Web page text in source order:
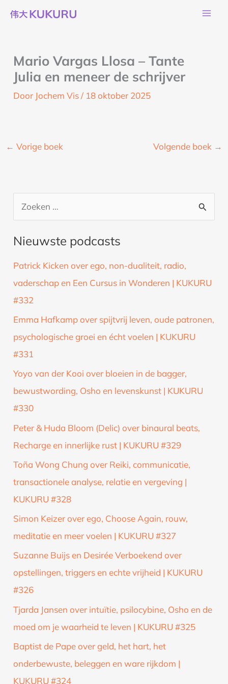
naar
Mario Vargas Llosa – Tante
Julia en meneer de schrijver
Door Jochem Vis/ 18 oktober 2025
← Vorige boek Volgende boek →
e
k
a
Nieuwste podcasts
Patrick Kicken over ego, non-dualiteit, radio,
vaderschap en Een Cursus in Wonderen | KUKURU
#332
Emma Hafkamp over spijtvrij leven, oude patronen,
psychologische groei en écht voelen | KUKURU
#331
Yoyo van der Kooi over bloeien in de bagger,
bewustwording, Osho en levenskunst | KUKURU
#330
Peter & Huda Bloom (Delic) over binaural beats,
Recharge en innerlijke rust | KUKURU #329
Toña Wong Chung over Reiki, communicatie,
transactionele analyse, relatie en vergeving |
KUKURU #328
Simon Keizer over ego, Choose Again, rouw,
meditatie en meer voelen | KUKURU #327
Suzanne Buijs en Desirée Verboekend over
opstellingen, triggers en echte vrijheid | KUKURU
#326
Tjarda Jansen over intuïtie, psilocybine, Osho en de
moed om je waarheid te leven | KUKURU #325
Baptist de Pape over geld, het hart, het
onderbewuste, beleggen en ware rijkdom |
KUKURU #324